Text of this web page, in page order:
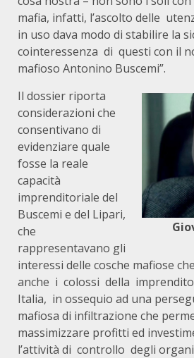
mafia, infatti, l’ascolto delle
in uso dava modo di stabilire la
cointeressenza di questi con il
mafioso Antonino Buscemi”.
Il dossier riporta
considerazioni che
consentivano di
evidenziare quale
fosse la reale
capacità
imprenditoriale del
Buscemi e del Lipari,
che
rappresentavano gli
interessi delle cosche mafiose
anche i colossi della
Italia, in ossequio ad una
mafiosa di infiltrazione che
massimizzare profitti ed
l’attività di controllo degli